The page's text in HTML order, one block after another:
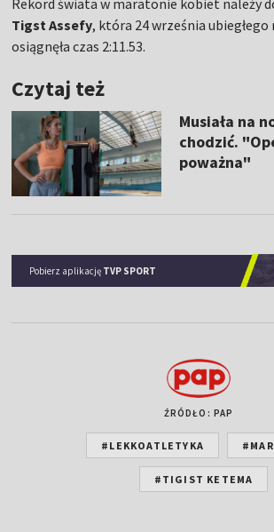
Rekord świata w maratonie kobiet należy
Tigst Assefy, która 24 września
osiągnęła czas 2:11.53.
Czytaj też
Musiała na
chodzić.
poważna"
Pobierz aplikację TVP SPORT
ŹRÓDŁO: PAP
#LEKKOATLETYKA
#TIGIST KETEMA